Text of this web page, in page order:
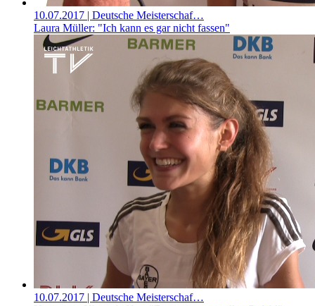
10.07.2017 | Deutsche Meisterschaf…
Laura Müller: "Ich kann es gar nicht fassen"
10.07.2017 | Deutsche Meisterschaf…